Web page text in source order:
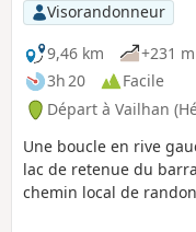
Visorandonneur
9,46 km
+231 m
3h 20
Facile
Départ à Vailhan
Une boucle en rive
lac de retenue du
chemin local de